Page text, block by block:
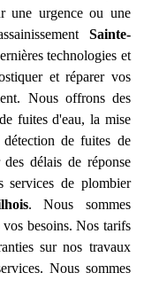
une urgence ou une
Sainte-
technologies et
et réparer vos
Nous offrons des
fuites d'eau, la mise
détection de fuites de
délais de réponse
services de plombier
. Nous sommes
besoins. Nos tarifs
sur nos travaux
Nous sommes